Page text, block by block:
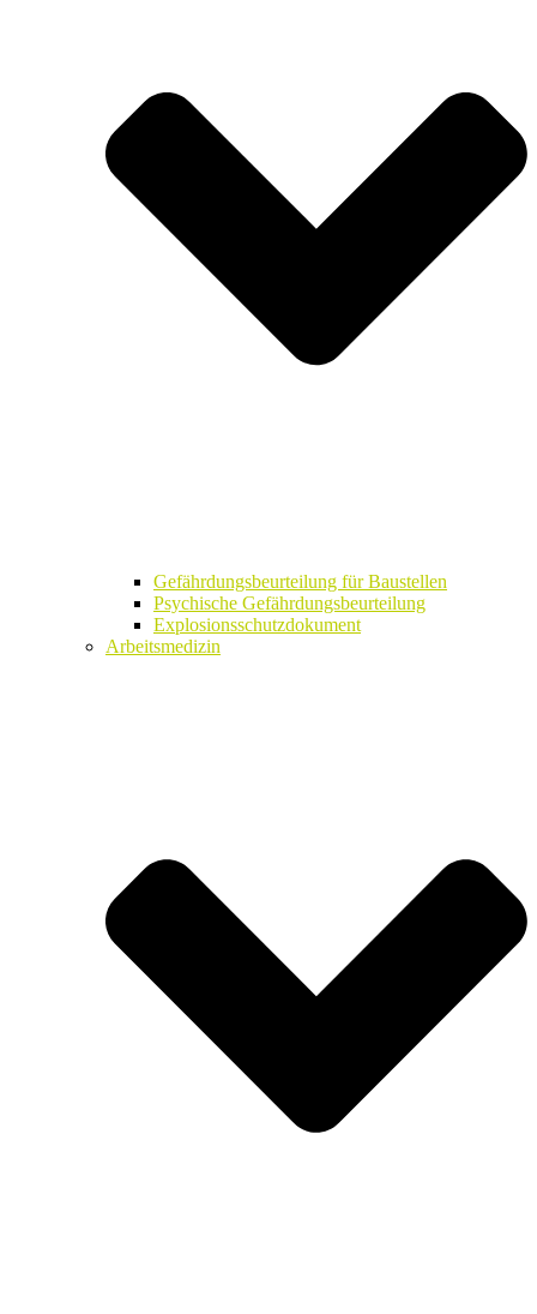
Gefährdungsbeurteilung für Baustellen
Psychische Gefährdungsbeurteilung
Explosionsschutzdokument
Arbeitsmedizin